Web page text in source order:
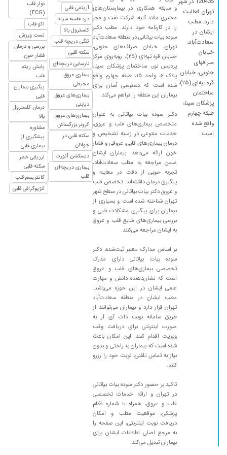
با سلام پدرم مشکل گرفتگی عروق پا و شکم
داشتند. با عمل آنژیوپلاستی عروقشون رو باز کردن.
در این مدت هر زمان مشکلی یا سوالی داشتیم خانم
دکتر بیات با حوصله و دقت و در اسرع وقت
پاسخگویی کردن. واقعا از ایشون متشکریم
۱۴۰۳/۱۲/۲۵
فشار خون بالا و درد قلبی داشتم که توسط ایشون با
دقت خیلی زیاد و صبر و حوصله ویزیت شدم و
بسیار راضی هستم . با اینکه پزشکان دیگه توصیه
به آنژیو کرده بودن ایشون فرمودن نیازی نیست و
الان خیلی خوبم
۱۴۰۰/۰۲/۲۵
عالی بودن ۱۴۰۴/۰۳/۰۸
درد قلبی و افتادگی دریچه میترال داشتم و به ایشان
مراجعه کردم. به جرات ایشان یکی از باسوادترین،
دلسوزترین و متخصص ترین و مهربان ترین
پزشکان ایران می باشند. من تا زنده هستم سلامتی
خودمو ممنون ایشان هستم.
۱۴۰۳/۰۷/۱۷
بسیار خوش برخورد و مهربان و البته متخصص
فشارخون داشتم با تجویز ایشان و تعویض داروی
قبلی که برایم حساسیت ایجاد کرده بود تنظیم شد
عدم رضایت
بسیار با تجربه و با دانش
بسیار دقیق، تشخیص عالی و با حوصله
تشخیص عالی ،کاملا باتجربه ومهربونن کاش همه
انقد با وجدان بودن.
بسیار عالی واقعا من که ممنونم ازشون
واقعا عالی ترین پزشک با سواد ترین پزشک و
دلسوز ترین پزشک متخصص قلب و عروق خانم
دکتر بیاتانی هستند
پیش ایشون میریم
خیلی دکتر خوبی هستند و وقت میذارن برا مریض
هاشون با دقت ویزیت میکنند ، خیلی ازشون راضی
هستم هر سه ماه یکبار پیششون ویزیت و چکاپ
میشم ، عالی همه چی خوبه
تهران فعالیت
دارد. مطب
ایشان در
سعادت‌آباد،
خیابان
صرافهای
جنوبی، خیابان
قره تپه‌ای (۲۵)،
ساختمان
پزشکان سینا،
طبقه چهارم
واقع شده
است.
و سابقه همکاری در بیمارستان‌های
معتبری مانند آتیه، شرکت نفت و فجر
را در کارنامه خود دارند. مطب دکتر
سوده بیات بیاتانی در منطقه سعادت‌آباد
تهران، خیابان صراف‌های جنوبی،
خیابان قره تپه‌ای (۲۵)، روبه‌روی مرکز
پردیس نور، ساختمان پزشکان سینا،
پلاک ۶، واحد ۱۵، طبقه چهارم واقع
شده است که دسترسی آسان برای
بیماران این منطقه را فراهم می‌کند.
دکتر سوده بیات بیاتانی به عنوان
متخصص بیماری‌های قلب و عروق،
خدمات متنوعی در زمینه تشخیص و
درمان بیماری‌های قلبی، عروقی و فشار
خون ارائه می‌دهد. بیماران ایشان
ضمن مراجعه به مطب سعادت‌آباد،
تجربه خوبی از دقت در معاینه و
پیگیری درمان داشته‌اند. تخصص قلب
و عروق دکتر بیات بیاتانی در سطح شهر
تهران شناخته شده است و بسیاری از
بیماران برای پیگیری مشکلات قلبی و
بررسی بیماری‌های شایع قلب و عروق
به ایشان مراجعه می‌کنند.
بر اساس مدارک معتبر ثبت‌شده، دکتر
سوده بیات بیاتانی دارای مدرک
تخصصی بیماری‌های قلب و عروق
است که نشان‌دهنده دانش و مهارت
علمی ایشان در این حوزه می‌باشد.
مطب ایشان در منطقه سعادت‌آباد
تهران قرار دارد و بیماران می‌توانند از
طریق سامانه نوبت دات آی آر به
صورت اینترنتی برای دریافت وقت
ویزیت اقدام کنند. این امکان باعث
شده است که بیماران به راحتی و بدون
نیاز به تماس تلفنی، نوبت خود را رزرو
کنند.
تاکید بر حضور دکتر سوده بیات بیاتانی
در تهران و ارائه خدمات تخصصی
قلب و عروق، همراه با شماره نظام
پزشکی، موقعیت مطب و امکان
دریافت نوبت اینترنتی، این صفحه را
به مرجع اصلی اطلاعات ایشان برای
بیماران تبدیل می‌کند.
آریتمی قلبی
درد قفسه سینه
کلسترول بالا
تنگی دریچه قلب
سکته قلبی
نارسایی دریچه‌ای
بیماری عروق
محیطی
بیماری‌های عروق
دیابتی
بیماری‌های عروق
کرونر بزرگسالان
سکته قلبی در
جوانان
دیسکشن آئورت
بیماری دریچه‌ای
قلب
نوار قلب
(ECG)
اکو قلب
تست ورزش
بررسی و درمان
فشار خون
پایش ریتم
قلب
پیگیری بیماران
قلبی
درمان کلسترول
بالا
مشاوره
پیشگیری از
بیماری قلبی
ارزیابی خطر
سکته قلبی
کاتتریسم قلب
آنژیوگرافی قلبی